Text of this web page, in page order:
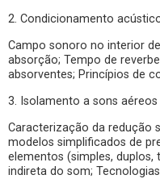
2. Condicionamento
Campo sonoro no interior
absorção; Tempo de
absorventes; Princípios de
3. Isolamento a sons aéreos
Caracterização da redução
modelos simplificados de
elementos (simples, duplos,
indireta do som;